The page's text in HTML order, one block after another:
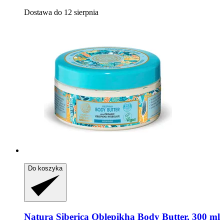
Dostawa do 12 sierpnia
Do koszyka
Natura Siberica Oblepikha Body Butter, 300 ml